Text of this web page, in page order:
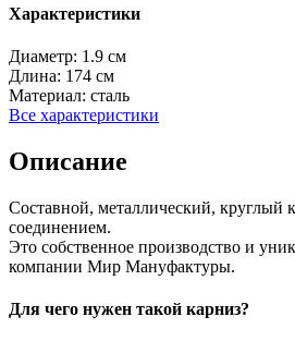
Характеристики
Диаметр: 1.9 см
Длина: 174 см
Материал: сталь
Все характеристики
Описание
Составной, металлический, круглый
соединением.
Это собственное производство и
компании Мир Мануфактуры.
Для чего нужен такой карниз?